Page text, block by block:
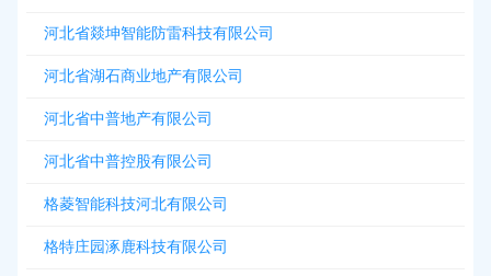
河北省燚坤智能防雷科技有限公司
河北省湖石商业地产有限公司
河北省中普地产有限公司
河北省中普控股有限公司
格菱智能科技河北有限公司
格特庄园涿鹿科技有限公司